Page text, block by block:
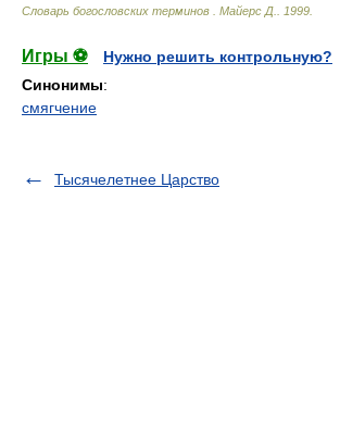
Словарь богословских терминов Майерс Д. 1999
Игры ⚽
Нужно решить контрольную?
Синонимы:
смягчение
Тысячелетнее Царство